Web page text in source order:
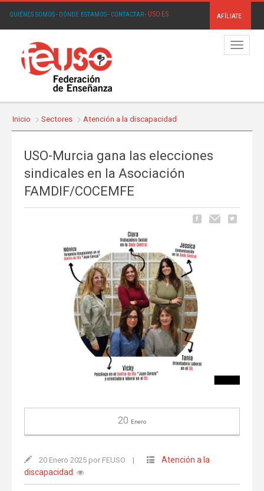
QUIÉNES SOMOS· DÓNDE ESTAMOS· CONTACTAR· USO.ES AFÍLIATE
Menú
Inicio Sectores Atención a la discapacidad
USO-Murcia gana las elecciones
sindicales en la Asociación
FAMDIF/COCEMFE
20 Enero
20 Enero 2025 por FEUSO |
Atención a la
discapacidad